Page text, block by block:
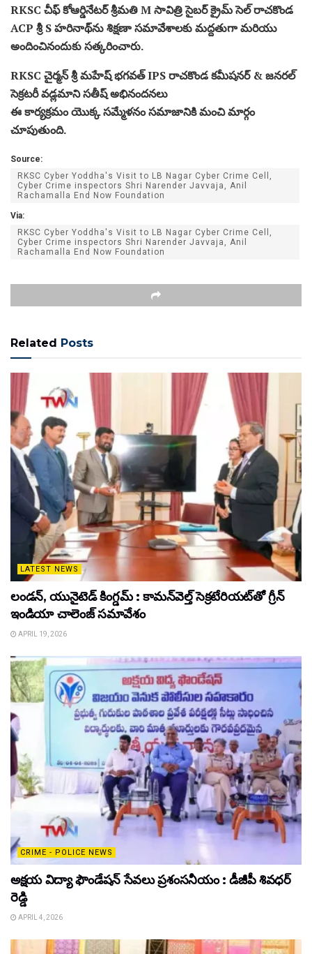
RKSC చీఫ్ కోఆర్డినేటర్ శ్రీమతి M సావిత్రి సైబర్ క్రైమ్ సెల్ రాచకొండ
ACP శ్రీ S హరినాథ్‌ను శిక్షణా సమావేశాలకు మద్దతుగా మరియు
అందించినందుకు సత్కరించారు.
RKSC చైర్మన్ శ్రీ మహేష్ భగవత్ IPS రాచకొండ కమీషనర్ & జనరల్
సెక్రటరీ వడ్లమాని సతీష్ అభినందనలు
ఈ కార్యక్రమం యొక్క సమ్మేళనం సమాజానికి మంచి మార్గం
చూపుతుంది.
Source:
RKSC Cyber Yoddha's Visit to LB Nagar Cyber Crime Cell,
Cyber Crime inspectors Shri Narender Javvaja, Anil
Rachamalla End Now Foundation
Via:
RKSC Cyber Yoddha's Visit to LB Nagar Cyber Crime Cell,
Cyber Crime inspectors Shri Narender Javvaja, Anil
Rachamalla End Now Foundation
Related Posts
LATEST NEWS
లండన్, యునైటెడ్ కింగ్డమ్ : కామన్‌వెల్త్ సెక్రటేరియట్‌తో గ్రీన్
ఇండియా చాలెంజ్ సమావేశం
APRIL 19, 2026
CRIME - POLICE NEWS
అక్షయ విద్యా ఫౌండేషన్ సేవలు ప్రశంసనీయం : డీజీపీ శివధర్
రెడ్డి
APRIL 4, 2026